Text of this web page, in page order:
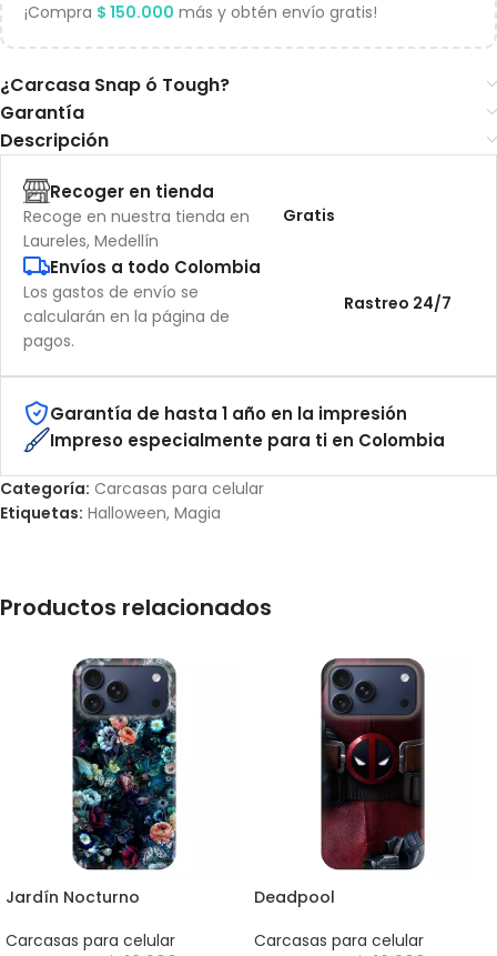
¡Compra $ 150.000 más y obtén envío gratis!
¿Carcasa Snap ó Tough?
Garantía
Descripción
Recoger en tienda
Recoge en nuestra tienda en
Laureles, Medellín
Gratis
Envíos a todo Colombia
Los gastos de envío se
calcularán en la página de
pagos.
Rastreo 24/7
Garantía de hasta 1 año en la impresión
Impreso especialmente para ti en Colombia
Categoría: Carcasas para celular
Etiquetas: Halloween, Magia
Productos relacionados
Jardín Nocturno
Carcasas para celular
Deadpool
Carcasas para celular